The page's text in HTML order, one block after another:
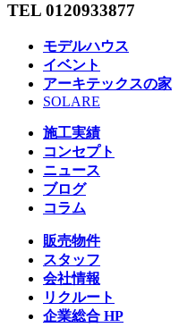
TEL 0120933877
モデルハウス
イベント
アーキテックスの家
SOLARE
施工実績
コンセプト
ニュース
ブログ
コラム
販売物件
スタッフ
会社情報
リクルート
企業総合 HP